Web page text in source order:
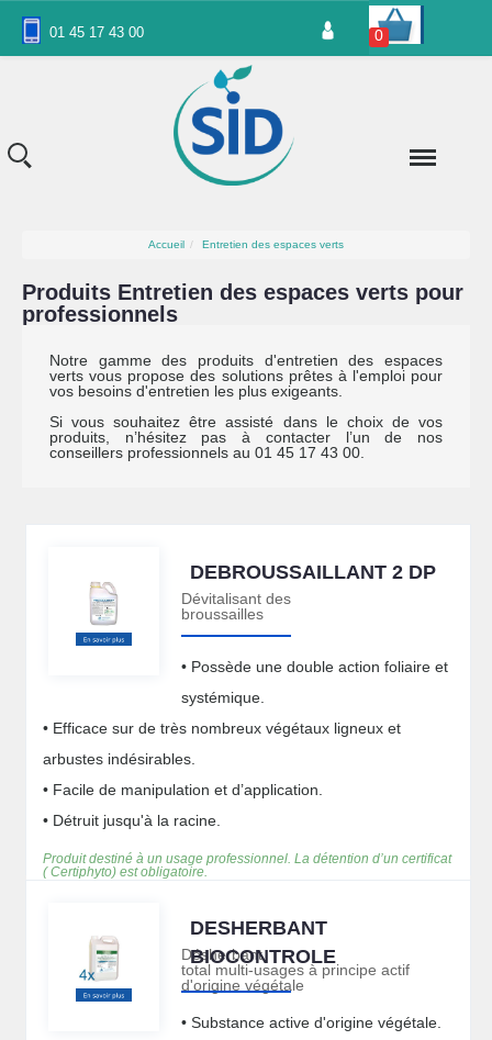
01 45 17 43 00 0
Accueil Entretien des espaces verts
Produits Entretien des espaces verts pour
professionnels
Notre gamme des produits d'entretien des espaces
verts vous propose des solutions prêtes à l'emploi pour
vos besoins d'entretien les plus exigeants.
Si vous souhaitez être assisté dans le choix de vos
produits, n’hésitez pas à contacter l’un de nos
conseillers professionnels au 01 45 17 43 00.
DEBROUSSAILLANT 2 DP
Dévitalisant des
broussailles
• Possède une double action foliaire et
systémique.
• Efficace sur de très nombreux végétaux ligneux et
arbustes indésirables.
• Facile de manipulation et d’application.
• Détruit jusqu'à la racine.
Produit destiné à un usage professionnel. La détention d’un certificat
( Certiphyto) est obligatoire.
DESHERBANT
BIOCONTROLE
Désherbant
total multi-usages à principe actif
d'origine végétale
• Substance active d'origine végétale.